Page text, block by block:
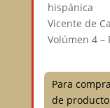
hispánica
Vicente de
Volúmen 4 –
Para
de